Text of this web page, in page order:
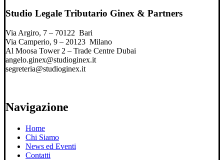
Studio Legale Tributario Ginex & Partners
Via Argiro, 7 – 70122 Bari
Via Camperio, 9 – 20123 Milano
Al Moosa Tower 2 – Trade Centre Dubai
angelo.ginex@studioginex.it
segreteria@studioginex.it
Navigazione
Home
Chi Siamo
News ed Eventi
Contatti